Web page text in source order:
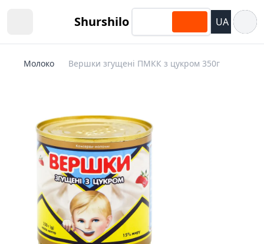
Shurshilo UA
Молоко Вершки згущені ПМКК з цукром 350г